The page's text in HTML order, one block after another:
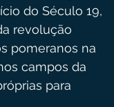
do Século 19,
revolução
pomeranos na
campos da
para